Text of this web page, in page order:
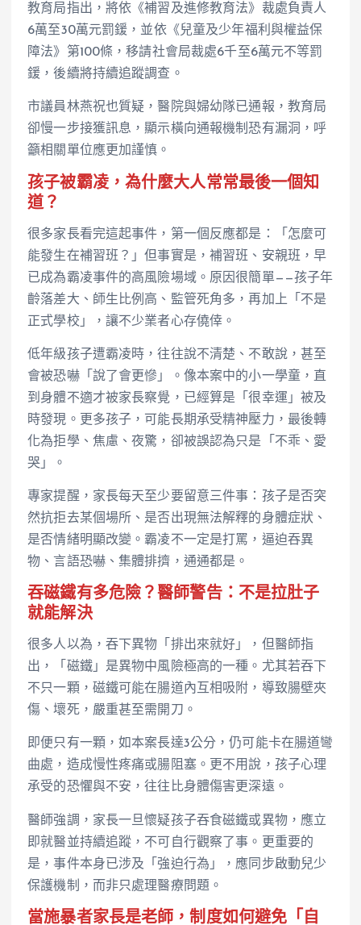
教育局指出，將依《補習及進修教育法》裁處負責人
6萬至30萬元罰鍰，並依《兒童及少年福利與權益保
障法》第100條，移請社會局裁處6千至6萬元不等罰
鍰，後續將持續追蹤調查。
市議員林燕祝也質疑，醫院與婦幼隊已通報，教育局
卻慢一步接獲訊息，顯示橫向通報機制恐有漏洞，呼
籲相關單位應更加謹慎。
孩子被霸凌，為什麼大人常常最後一個知
道？
很多家長看完這起事件，第一個反應都是：「怎麼可
能發生在補習班？」但事實是，補習班、安親班，早
已成為霸凌事件的高風險場域。原因很簡單——孩子年
齡落差大、師生比例高、監管死角多，再加上「不是
正式學校」，讓不少業者心存僥倖。
低年級孩子遭霸凌時，往往說不清楚、不敢說，甚至
會被恐嚇「說了會更慘」。像本案中的小一學童，直
到身體不適才被家長察覺，已經算是「很幸運」被及
時發現。更多孩子，可能長期承受精神壓力，最後轉
化為拒學、焦慮、夜驚，卻被誤認為只是「不乖、愛
哭」。
專家提醒，家長每天至少要留意三件事：孩子是否突
然抗拒去某個場所、是否出現無法解釋的身體症狀、
是否情緒明顯改變。霸凌不一定是打罵，逼迫吞異
物、言語恐嚇、集體排擠，通通都是。
吞磁鐵有多危險？醫師警告：不是拉肚子
就能解決
很多人以為，吞下異物「排出來就好」，但醫師指
出，「磁鐵」是異物中風險極高的一種。尤其若吞下
不只一顆，磁鐵可能在腸道內互相吸附，導致腸壁夾
傷、壞死，嚴重甚至需開刀。
即便只有一顆，如本案長達3公分，仍可能卡在腸道彎
曲處，造成慢性疼痛或腸阻塞。更不用說，孩子心理
承受的恐懼與不安，往往比身體傷害更深遠。
醫師強調，家長一旦懷疑孩子吞食磁鐵或異物，應立
即就醫並持續追蹤，不可自行觀察了事。更重要的
是，事件本身已涉及「強迫行為」，應同步啟動兒少
保護機制，而非只處理醫療問題。
當施暴者家長是老師，制度如何避免「自